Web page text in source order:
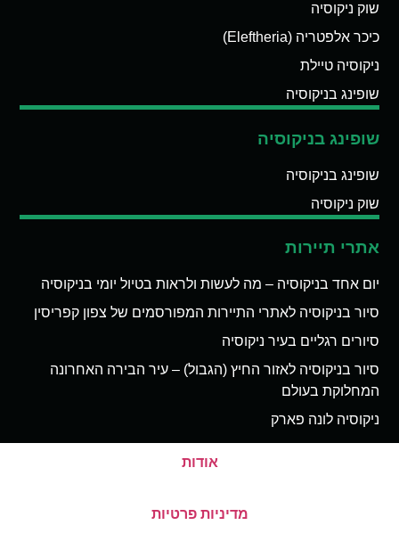
שוק ניקוסיה
כיכר אלפטריה (Eleftheria)
ניקוסיה טיילת
שופינג בניקוסיה
שופינג בניקוסיה
שופינג בניקוסיה
שוק ניקוסיה
אתרי תיירות
יום אחד בניקוסיה – מה לעשות ולראות בטיול יומי בניקוסיה
סיור בניקוסיה לאתרי התיירות המפורסמים של צפון קפריסין
סיורים רגליים בעיר ניקוסיה
סיור בניקוסיה לאזור החיץ (הגבול) – עיר הבירה האחרונה
המחלוקת בעולם
ניקוסיה לונה פארק
אודות
מדיניות פרטיות